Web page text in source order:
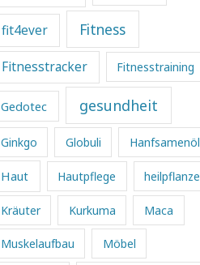
fit4ever Fitness
Fitnesstracker Fitnesstraining
Gedotec gesundheit
Ginkgo Globuli Hanfsamenöl
Haut Hautpflege heilpflanze
Kräuter Kurkuma Maca
Muskelaufbau Möbel